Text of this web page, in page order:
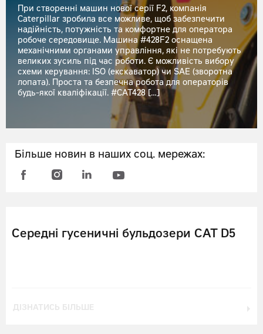
При створенні машин нової серії F2, компанія
Caterpillar зробила все можливе, щоб забезпечити
надійність, потужність та комфортне для оператора
робоче середовище. Машина #428F2 оснащена
механічними органами управління, які не потребують
великих зусиль під час роботи. Є можливість вибору
схеми керування: ISO (екскаватор) чи SAE (зворотна
лопата). Проста та безпечна робота для операторів
будь-якої кваліфікації. #CAT428 […]
Більше новин в наших соц. мережах:
Середні гусеничні бульдозери CAT D5
ДІЗНАТИСЬ БІЛЬШЕ